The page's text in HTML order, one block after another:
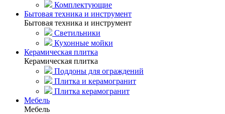
Комплектующие
Бытовая техника и инструмент
Бытовая техника и инструмент
Светильники
Кухонные мойки
Керамическая плитка
Керамическая плитка
Поддоны для ограждений
Плитка и керамогранит
Плитка керамогранит
Мебель
Мебель